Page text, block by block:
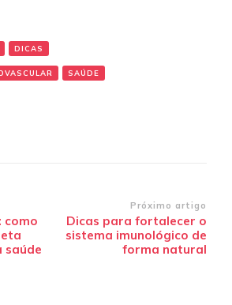
DICAS
SAÚDE
como
saúde
Próximo artigo
Dicas para fortalecer o
sistema imunológico de
forma natural